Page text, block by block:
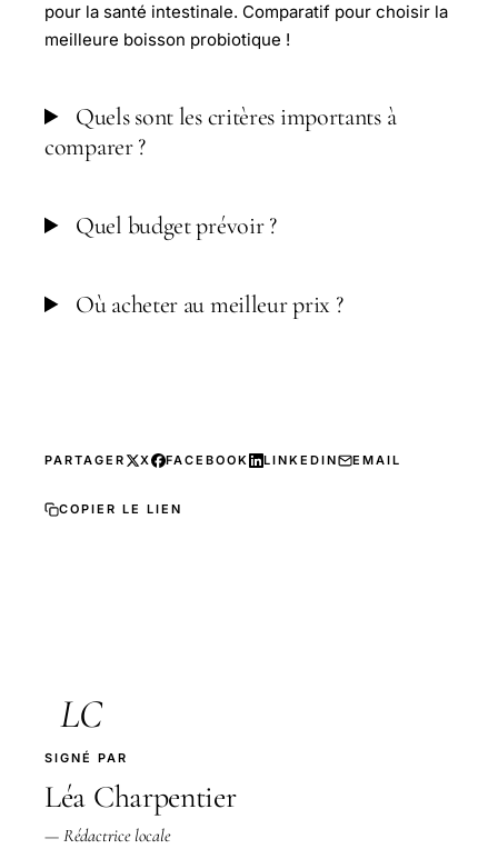
pour la santé intestinale. Comparatif pour choisir la
meilleure boisson probiotique !
Quels sont les critères importants à
comparer ?
Quel budget prévoir ?
Où acheter au meilleur prix ?
PARTAGER X FACEBOOK LINKEDIN EMAIL
COPIER LE LIEN
LC
SIGNÉ PAR
Léa Charpentier
— Rédactrice locale